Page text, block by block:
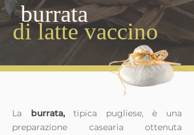
La burrata,tipica pugliese, è una
preparazione casearia ottenuta
di latte vaccino
burrata